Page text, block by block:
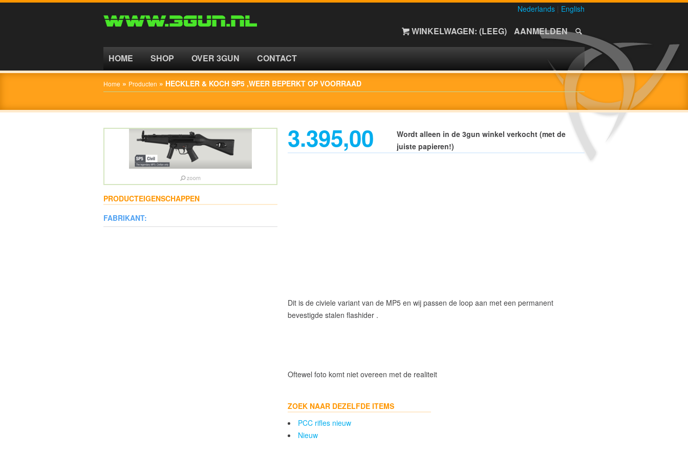
Nederlands English
WINKELWAGEN: (LEEG) AANMELDEN
HOME SHOP OVER 3GUN CONTACT
Home » Producten » HECKLER & KOCH SP5 ,WEER BEPERKT OP VOORRAAD
PRODUCTEIGENSCHAPPEN
FABRIKANT
3.395,00
Wordt alleen in de 3gun winkel verkocht (met de
juiste papieren!)
Dit is de civiele variant van de MP5 en wij passen de loop aan met een permanent
bevestigde stalen flashider .
Oftewel foto komt niet overeen met de realiteit
ZOEK NAAR DEZELFDE ITEMS
PCC rifles nieuw
Nieuw